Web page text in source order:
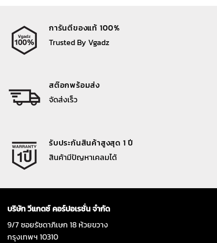
การันตีของแท้ 100%
Trusted By Vgadz
สต๊อกพร้อมส่ง
จัดส่งเร็ว
รับประกันสินค้าสูงสุด 1 ปี
สินค้ามีปัญหาเคลมได้
บริษัท วีแกดซ์ คอร์ปอเรชั่น จำกัด
9/7 ซอยรัชดาภิเษก 18 ห้วยขวาง
กรุงเทพฯ 10310